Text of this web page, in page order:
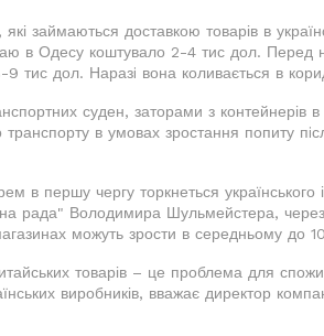
займаються доставкою товарів в
в Одесу коштувало 2-4 тис дол. Перед
дол. Наразi вона коливається в
суден, заторами з контейнерів в
в умовах зростання попиту
в першу чергу торкнеться
рада" Володимира Шульмейстера, через
можуть зрости в середньому до
товарів – це проблема для
виробників, вважає директор